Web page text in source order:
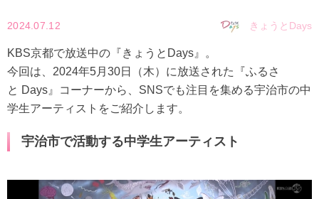
2024.07.12 きょうとDays
KBS京都で放送中の『きょうとDays』。
今回は、2024年5月30日（木）に放送された『ふるさ
と Days』コーナーから、SNSでも注目を集める宇治市の中
学生アーティストをご紹介します。
宇治市で活動する中学生アーティスト